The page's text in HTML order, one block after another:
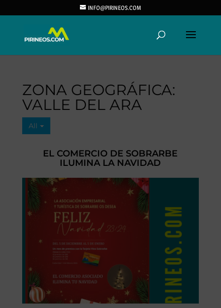
INFO@PIRINEOS.COM
ZONA GEOGRÁFICA:
VALLE DEL ARA
All
EL COMERCIO DE SOBRARBE
ILUMINA LA NAVIDAD